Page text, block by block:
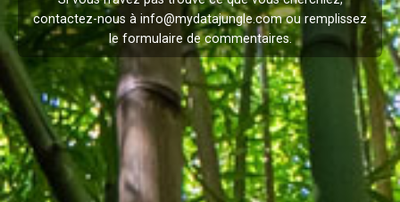
contactez-nous à info@mydatajungle.comou remplissez
le formulaire decommentaires.